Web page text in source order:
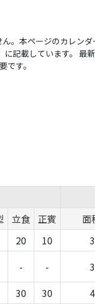
。本ページのカレン
記載しています。
す。
立食 正賓 面
20 10
- -
30 30